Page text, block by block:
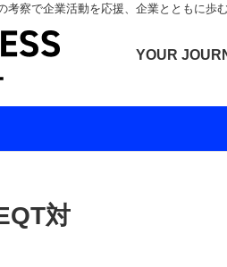
考察で企業活動を応援、企業とともに歩
対
YOUR
BUSINESS